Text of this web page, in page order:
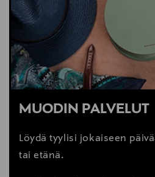
MUODIN PALVELUT
Löydä tyylisi jokaiseen
tai etänä.